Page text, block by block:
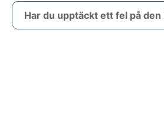
Har du upptäckt ett fel på den